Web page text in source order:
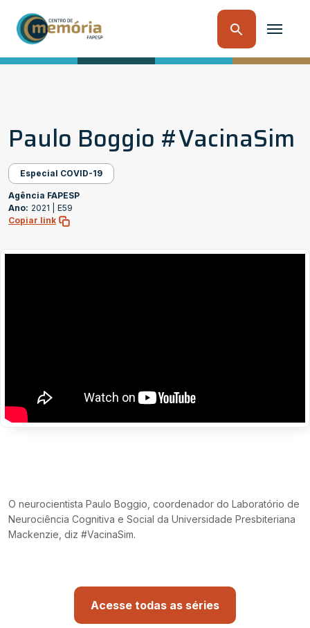
Paulo Boggio #VacinaSim
Especial COVID-19
Agência FAPESP
Ano: 2021 |
E59
Copiar link
O neurocientista Paulo Boggio, coordenador do Laboratório de
Neurociência Cognitiva e Social da Universidade Presbiteriana
Mackenzie, diz #VacinaSim.
Acesse todas as séries